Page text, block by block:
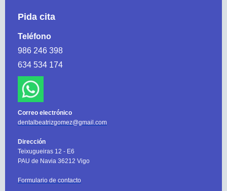
Pida cita
Teléfono
986 246 398
634 534 174
Correo electrónico
dentalbeatrizgomez@gmail.com
Dirección
Teixugueiras 12 - E6
PAU de Navia 36212 Vigo
Formulario de contacto